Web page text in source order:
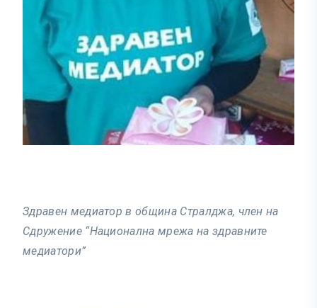
Здравен медиатор в община Стралджа, член на
Сдружение “Национална мрежа на здравните
медиатори”